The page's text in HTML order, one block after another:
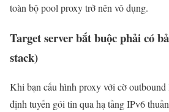
toàn bộ pool proxy trở nên vô dụng.
Target server bắt buộc phải có
stack)
Khi bạn cấu hình proxy với cờ
định tuyến gói tin qua hạ tầng IPv6